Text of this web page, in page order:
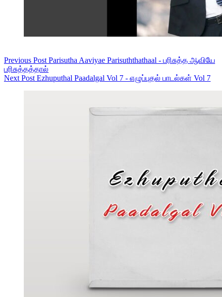
Previous Post Parisutha Aaviyae Parisuththathaal - பரிசுத்த ஆவியே
பரிசுத்தத்தால்
Next Post Ezhuputhal Paadalgal Vol 7 - எழுப்புதல் பாடல்கள் Vol 7